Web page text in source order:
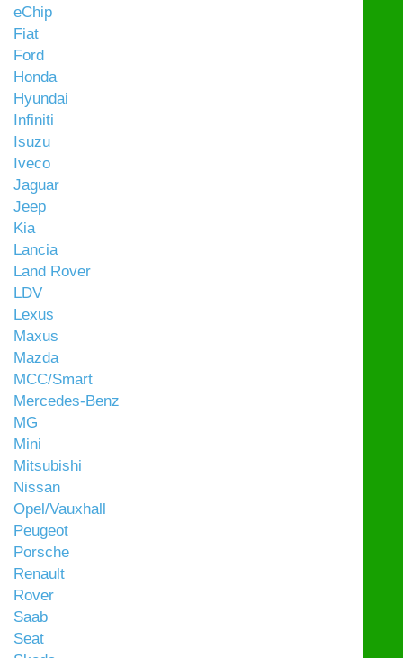
eChip
Fiat
Ford
Honda
Hyundai
Infiniti
Isuzu
Iveco
Jaguar
Jeep
Kia
Lancia
Land Rover
LDV
Lexus
Maxus
Mazda
MCC/Smart
Mercedes-Benz
MG
Mini
Mitsubishi
Nissan
Opel/Vauxhall
Peugeot
Porsche
Renault
Rover
Saab
Seat